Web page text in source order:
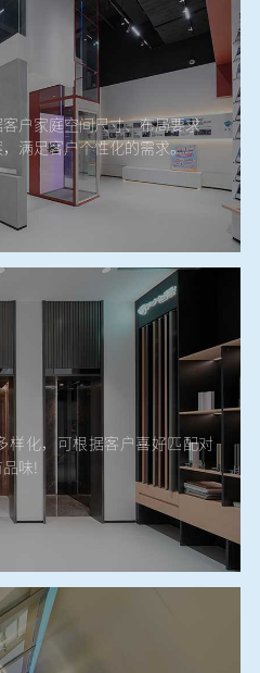
户家庭空间尺寸、布局要求
满足客户个性化的需求。
样化，可根据客户喜好匹配对
味!